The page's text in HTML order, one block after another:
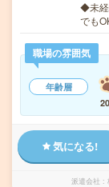
◆未経
でも
職場の雰囲気
年齢層
気になる!
派遣会社